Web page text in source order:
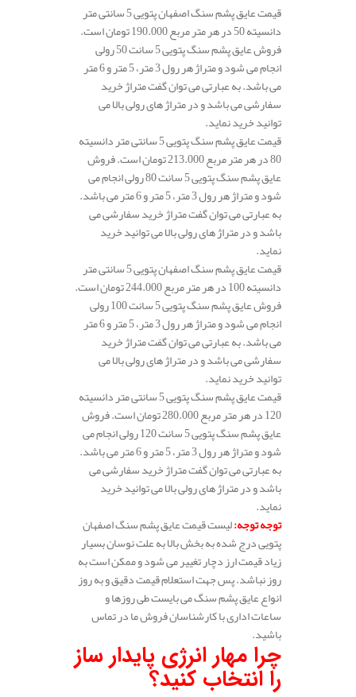
قیمت عایق پشم سنگ اصفهان پتویی 5 سانتی متر
دانسیته 50 در هر متر مربع 190.000 تومان است.
فروش عایق پشم سنگ پتویی 5 سانت 50 رولی
انجام می شود و متراژ هر رول 3 متر، 5 متر و 6 متر
می باشد. به عبارتی می توان گفت متراژ خرید
سفارشی می باشد و در متراژ های رولی بالا می
توانید خرید نماید.
قیمت عایق پشم سنگ پتویی 5 سانتی متر دانسیته
80 در هر متر مربع 213.000 تومان است. فروش
عایق پشم سنگ پتویی 5 سانت 80 رولی انجام می
شود و متراژ هر رول 3 متر، 5 متر و 6 متر می باشد.
به عبارتی می توان گفت متراژ خرید سفارشی می
باشد و در متراژ های رولی بالا می توانید خرید
نماید.
قیمت عایق پشم سنگ اصفهان پتویی 5 سانتی متر
دانسیته 100 در هر متر مربع 244.000 تومان است.
فروش عایق پشم سنگ پتویی 5 سانت 100 رولی
انجام می شود و متراژ هر رول 3 متر، 5 متر و 6 متر
می باشد. به عبارتی می توان گفت متراژ خرید
سفارشی می باشد و در متراژ های رولی بالا می
توانید خرید نماید.
قیمت عایق پشم سنگ پتویی 5 سانتی متر دانسیته
120 در هر متر مربع 280.000 تومان است. فروش
عایق پشم سنگ پتویی 5 سانت 120 رولی انجام می
شود و متراژ هر رول 3 متر، 5 متر و 6 متر می باشد.
به عبارتی می توان گفت متراژ خرید سفارشی می
باشد و در متراژ های رولی بالا می توانید خرید
نماید.
توجه توجه:لیست قیمت عایق پشم سنگ اصفهان
پتویی درج شده به بخش بالا به علت نوسان بسیار
زیاد قیمت ارز دچار تغییر می شود و ممکن است به
روز نباشد. پس جهت استعلام قیمت دقیق و به روز
انواع عایق پشم سنگ می بایست طی روزها و
ساعات اداری با کارشناسان فروش ما در تماس
باشید.
چرا مهار انرژی پایدار ساز
را انتخاب کنید؟